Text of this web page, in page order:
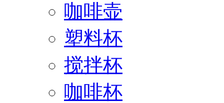
咖啡壶
塑料杯
搅拌杯
咖啡杯